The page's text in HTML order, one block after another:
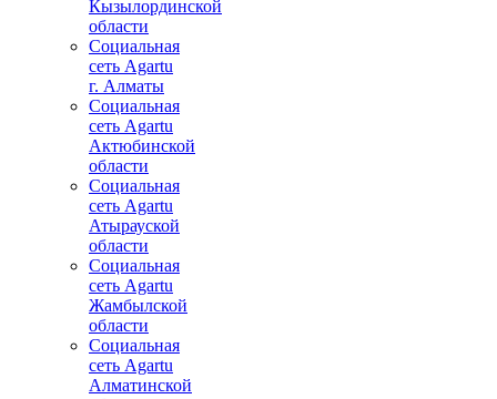
Кызылординской
области
Социальная
сеть Agartu
г. Алматы
Социальная
сеть Agartu
Актюбинской
области
Социальная
сеть Agartu
Атырауской
области
Социальная
сеть Agartu
Жамбылской
области
Социальная
сеть Agartu
Алматинской